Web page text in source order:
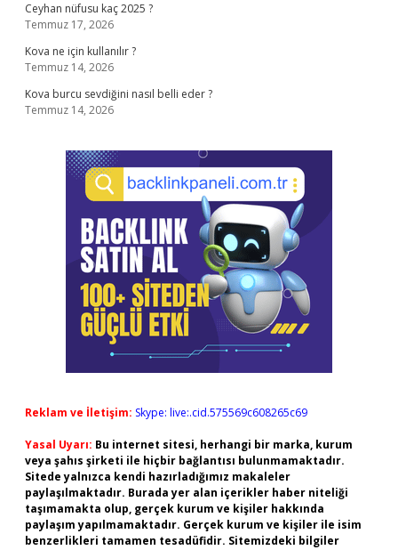
Ceyhan nüfusu kaç 2025 ?
Temmuz 17, 2026
Kova ne için kullanılır ?
Temmuz 14, 2026
Kova burcu sevdiğini nasıl belli eder ?
Temmuz 14, 2026
Reklam ve İletişim: Skype: live:.cid.575569c608265c69
Yasal Uyarı: Bu internet sitesi, herhangi bir marka, kurum
veya şahıs şirketi ile hiçbir bağlantısı bulunmamaktadır.
Sitede yalnızca kendi hazırladığımız makaleler
paylaşılmaktadır. Burada yer alan içerikler haber niteliği
taşımamakta olup, gerçek kurum ve kişiler hakkında
paylaşım yapılmamaktadır. Gerçek kurum ve kişiler ile isim
benzerlikleri tamamen tesadüfidir. Sitemizdeki bilgiler